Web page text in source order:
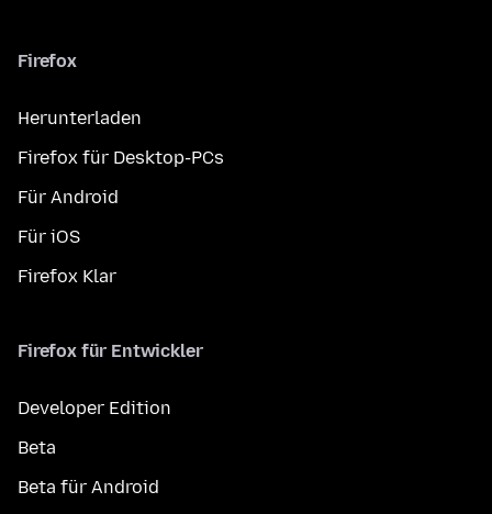
Firefox
Herunterladen
Firefox für Desktop-PCs
Für Android
Für iOS
Firefox Klar
Firefox für Entwickler
Developer Edition
Beta
Beta für Android